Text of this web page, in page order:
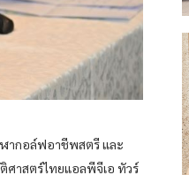
ฬากอล์ฟอาชีพสตรี และ
ศาสตร์ไทยแอลพีจีเอ ทัวร์